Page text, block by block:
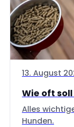
13. August
Wie oft
Alles
Hunden.